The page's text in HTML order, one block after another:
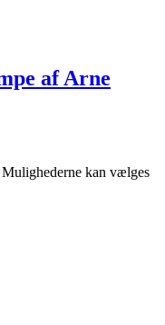
af Arne
kan vælges